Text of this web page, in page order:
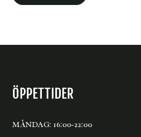
ÖPPETTIDER
MÅNDAG: 16:00-22:00